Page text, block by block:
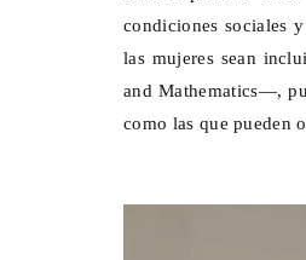
condiciones sociales
las mujeres sean
and Mathematics—,
como las que pueden